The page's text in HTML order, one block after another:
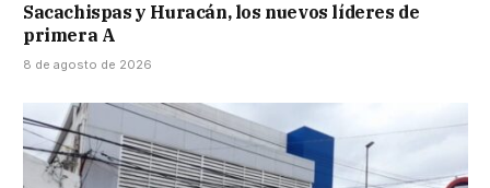
Sacachispas y Huracán, los nuevos líderes de
primera A
8 de agosto de 2026